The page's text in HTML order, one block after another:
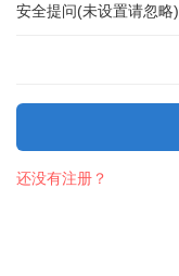
安全提问(未设置请忽略)
还没有注册？